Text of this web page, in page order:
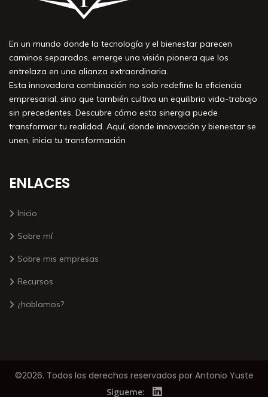
En un mundo donde la tecnología y el bienestar parecen
caminos separados, emerge una visión pionera que los
entrelaza en una alianza extraordinaria.
Esta innovadora combinación no solo redefine la eficiencia
empresarial, sino que también cultiva un equilibrio vida-trabajo
sin precedentes. Descubre cómo esta sinergia puede
transformar tu realidad. Aquí, donde innovación y bienestar se
unen, inicia tu transformación
ENLACES
Inicio
Sobre mí
Sobre mis empresas
Recursos
¿hablamos?
©2026. Todos los derechos reservados por Antonio Yuste
Sígueme: